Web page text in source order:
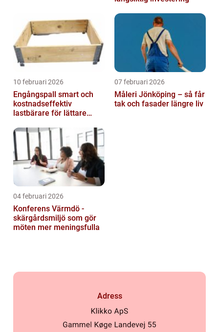
10 februari 2026
Engångspall smart och
kostnadseffektiv
lastbärare för lättare
07 februari 2026
Måleri Jönköping – så får
tak och fasader längre liv
04 februari 2026
Konferens Värmdö -
skärgårdsmiljö som gör
möten mer meningsfulla
Adress